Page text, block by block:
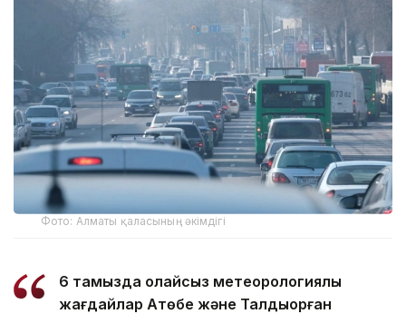
Фото: Алматы қаласының әкімдігі
6 тамызда қолайсыз метеорологиялық
жағдайлар Ақтөбе және Талдықорған